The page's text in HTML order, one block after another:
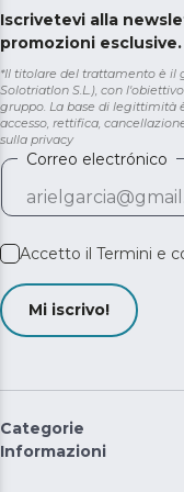
Iscrivetevi alla
promozioni esclusive.
*Il titolare del trattamento è il
Solotriatlon S.L.), con
gruppo. La base di legittimità
accesso, rettifica,
sulla privacy
Correo electrónico
Accetto il Termini e
Mi iscrivo!
Categorie
Informazioni